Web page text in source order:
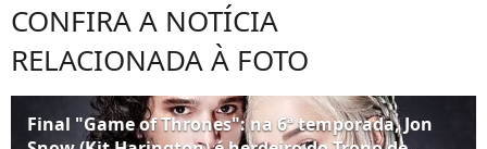
CONFIRA A NOTÍCIA
RELACIONADA À FOTO
Final "Game of Thrones": na 6ª temporada, Jon